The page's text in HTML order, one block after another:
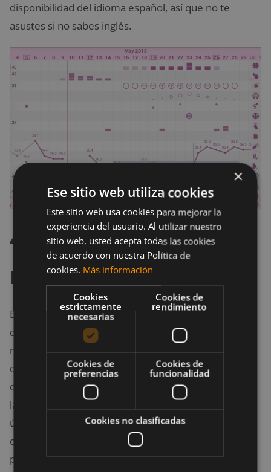
disponibilidad del idioma español, así que no te
asustes si no sabes inglés.
4. Fertility friend
mobile
Esta aplicación te permite llevar un control riguroso
de tu ciclo menstrual. Gracias a ellos podrás
monitorizar tu ciclo menstrual, bien sea por razones
de salud, o porque tienes pensado concebir. En el
caso de que el embarazo se concrete, también tiene
la opción de realizar un seguimiento del mismo. La
única mala noticia es que no está disponible en
castellano, por lo que deberás hacer un esfuerzo
para entenderlo.
×
Ese sitio web utiliza cookies
Este sitio web usa cookies para mejorar la
experiencia del usuario. Al utilizar nuestro
sitio web, usted acepta todas las cookies
de acuerdo con nuestra Política de
cookies. Más información
Cookies
estrictamente
necesarias
Cookies de
rendimiento
Cookies de
preferencias
Cookies de
funcionalidad
Cookies no clasificadas